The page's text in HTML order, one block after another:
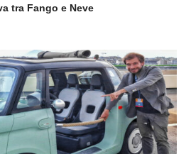
tra Fango e Neve